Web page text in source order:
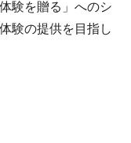
験を贈る」へのシ
験の提供を目指し